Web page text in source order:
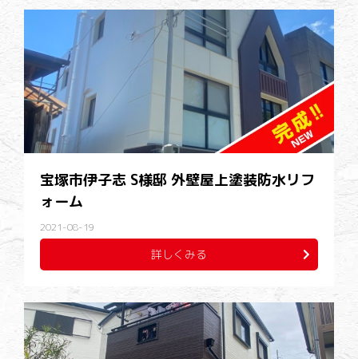
宝塚市伊子志 S様邸 外壁屋上塗装防水リフ
ォーム
2021-08-19
詳しくみる